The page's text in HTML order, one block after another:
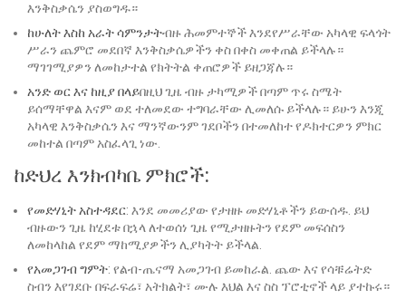
እንቅስቃሴን ያስወግዱ።
ከሁለት እስከ አራት ሳምንታትብዙ ሕመምተኞች እንደየሥራቸው አካላዊ ፍላጎት
ሥራን ጨምሮ መደበኛ እንቅስቃሴዎችን ቀስ በቀስ መቀጠል ይችላሉ።
ማገገሚያዎን ለመከታተል የክትትል ቀጠሮዎች ይዘጋጃሉ።
አንድ ወር እና ከዚያ በላይበዚህ ጊዜ ብዙ ታካሚዎች በጣም ጥሩ ስሜት
ይሰማቸዋል እናም ወደ ተለመደው ተግባራቸው ሊመለሱ ይችላሉ። ይሁን እንጂ
አካላዊ እንቅስቃሴን እና ማንኛውንም ገደቦችን በተመለከተ የዶክተርዎን ምክር
መከተል በጣም አስፈላጊ ነው.
ከድህረ እንክብካቤ ምክሮች:
የመድሃኒት አስተዳደር: እንደ መመሪያው የታዘዙ መድሃኒቶችን ይውሰዱ. ይህ
ብዙውን ጊዜ ከሂደቱ በኋላ ለተወሰነ ጊዜ የሚታዘዙትን የደም መፍሰስን
ለመከላከል የደም ማከሚያዎችን ሊያካትት ይችላል.
የአመጋገብ ግምት: የልብ-ጤናማ አመጋገብ ይመከራል. ጨው እና የሳቹሬትድ
ስብን እየገደቡ በፍራፍሬ፣ አትክልት፣ ሙሉ እህል እና ስስ ፕሮቲኖች ላይ ያተኩሩ።